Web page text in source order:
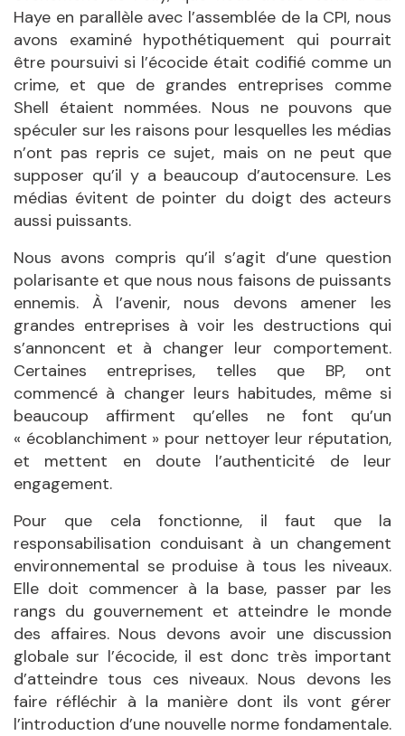
Haye en parallèle avec l’assemblée de la CPI, nous
avons examiné hypothétiquement qui pourrait
être poursuivi si l’écocide était codifié comme un
crime, et que de grandes entreprises comme
Shell étaient nommées. Nous ne pouvons que
spéculer sur les raisons pour lesquelles les médias
n’ont pas repris ce sujet, mais on ne peut que
supposer qu’il y a beaucoup d’autocensure. Les
médias évitent de pointer du doigt des acteurs
aussi puissants.
Nous avons compris qu’il s’agit d’une question
polarisante et que nous nous faisons de puissants
ennemis. À l’avenir, nous devons amener les
grandes entreprises à voir les destructions qui
s’annoncent et à changer leur comportement.
Certaines entreprises, telles que BP, ont
commencé à changer leurs habitudes, même si
beaucoup affirment qu’elles ne font qu’un
« écoblanchiment » pour nettoyer leur réputation,
et mettent en doute l’authenticité de leur
engagement.
Pour que cela fonctionne, il faut que la
responsabilisation conduisant à un changement
environnemental se produise à tous les niveaux.
Elle doit commencer à la base, passer par les
rangs du gouvernement et atteindre le monde
des affaires. Nous devons avoir une discussion
globale sur l’écocide, il est donc très important
d’atteindre tous ces niveaux. Nous devons les
faire réfléchir à la manière dont ils vont gérer
l’introduction d’une nouvelle norme fondamentale.